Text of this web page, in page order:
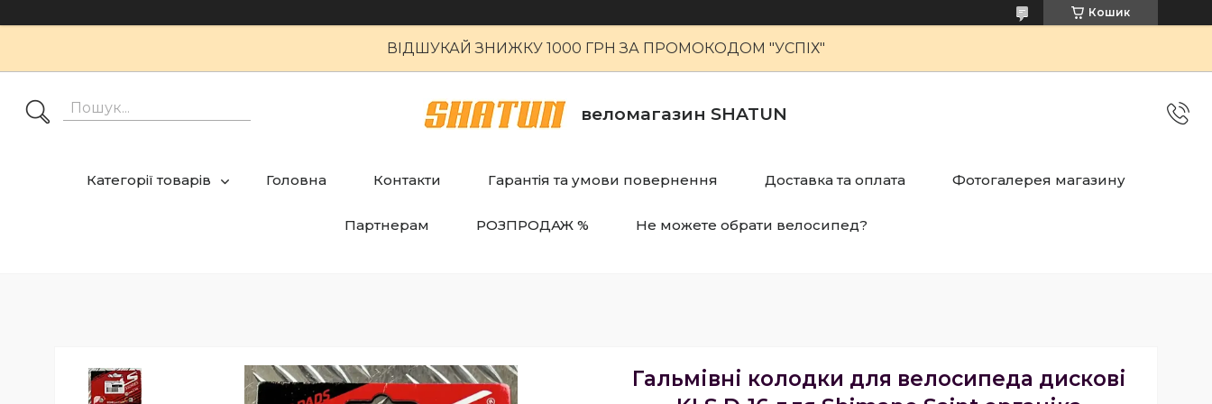
Кошик
ВІДШУКАЙ ЗНИЖКУ 1000 ГРН ЗА ПРОМОКОДОМ "УСПІХ"
веломагазин SHATUN
Категорії товарів Головна Контакти Гарантія та умови повернення Доставка та оплата Фотогалерея магазину
Партнерам РОЗПРОДАЖ % Не можете обрати велосипед?
Гальмівні колодки для велосипеда дискові